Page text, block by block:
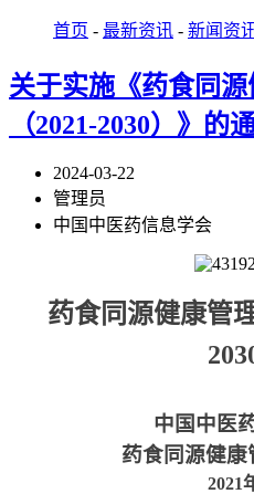
首页 - 最新资讯 - 新闻资
关于实施《药食同
（2021-2030）》的
2024-03-22
管理员
中国中医药信息学会
药食同源健康管
中国中医
药食同源健康
2021